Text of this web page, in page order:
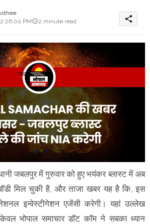
PM
2 minute read share
जबलपुर में गुरुवार को हुए भयंकर ब्लास्ट में अब
मिल चुकी है, और ताजा खबर यह है कि, इस
इन्वेस्टीगेशन एजेंसी करेगी। यहां उल्लेख
भोपाल समाचार डॉट कॉम ने सबका ध्यान